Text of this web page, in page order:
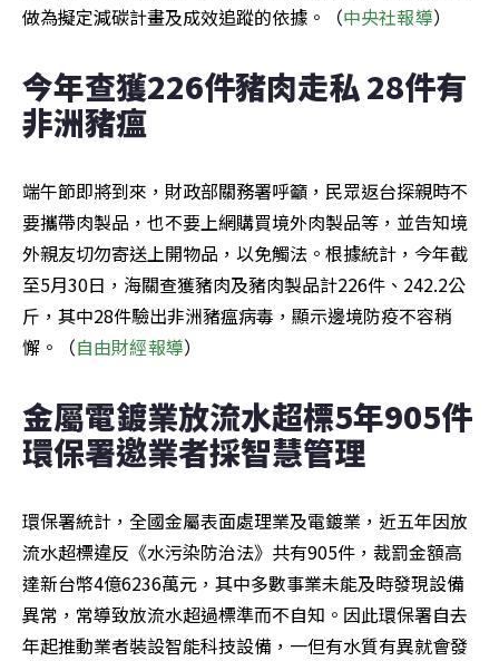
做為擬定減碳計畫及成效追蹤的依據。（中央社報導）
今年查獲226件豬肉走私 28件有
非洲豬瘟
端午節即將到來，財政部關務署呼籲，民眾返台探親時不
要攜帶肉製品，也不要上網購買境外肉製品等，並告知境
外親友切勿寄送上開物品，以免觸法。根據統計，今年截
至5月30日，海關查獲豬肉及豬肉製品計226件、242.2公
斤，其中28件驗出非洲豬瘟病毒，顯示邊境防疫不容稍
懈。（自由財經報導）
金屬電鍍業放流水超標5年905件
環保署邀業者採智慧管理
環保署統計，全國金屬表面處理業及電鍍業，近五年因放
流水超標違反《水污染防治法》共有905件，裁罰金額高
達新台幣4億6236萬元，其中多數事業未能及時發現設備
異常，常導致放流水超過標準而不自知。因此環保署自去
年起推動業者裝設智能科技設備，一但有水質有異就會發